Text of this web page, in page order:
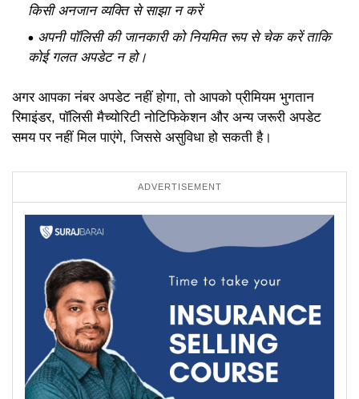
किसी अनजान व्यक्ति से साझा न करें
अपनी पॉलिसी की जानकारी को नियमित रूप से चेक करें ताकि
कोई गलत अपडेट न हो।
अगर आपका नंबर अपडेट नहीं होगा, तो आपको प्रीमियम भुगतान
रिमाइंडर, पॉलिसी मैच्योरिटी नोटिफिकेशन और अन्य जरूरी अपडेट
समय पर नहीं मिल पाएंगे, जिससे असुविधा हो सकती है।
ADVERTISEMENT